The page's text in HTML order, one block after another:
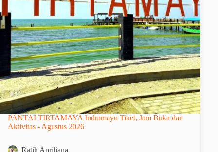
PANTAI TIRTAMAYA Indramayu Tiket, Jam Buka dan
Aktivitas - Agustus 2026
Ratih Apriliana